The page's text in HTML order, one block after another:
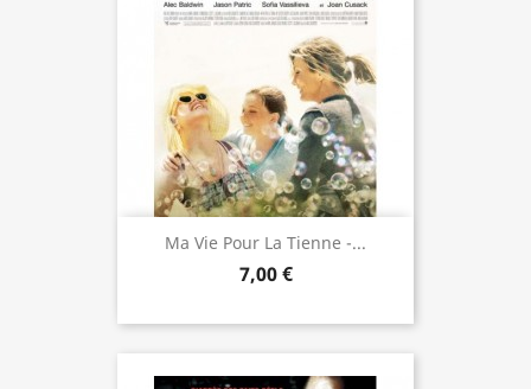
Ma Vie Pour La Tienne -...
7,00 €